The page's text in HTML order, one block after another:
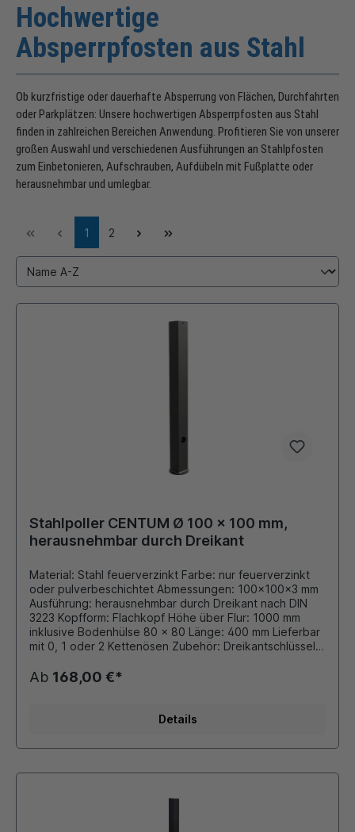
Hochwertige
Absperrpfosten aus Stahl
Ob kurzfristige oder dauerhafte Absperrung von Flächen, Durchfahrten
oder Parkplätzen: Unsere hochwertigen Absperrpfosten aus Stahl
finden in zahlreichen Bereichen Anwendung. Profitieren Sie von unserer
großen Auswahl und verschiedenen Ausführungen an Stahlpfosten
zum Einbetonieren, Aufschrauben, Aufdübeln mit Fußplatte oder
herausnehmbar und umlegbar.
1 2
Stahlpoller CENTUM Ø 100 x 100 mm,
herausnehmbar durch Dreikant
Material: Stahl feuerverzinkt Farbe: nur feuerverzinkt
oder pulverbeschichtet Abmessungen: 100x100x3 mm
Ausführung: herausnehmbar durch Dreikant nach DIN
3223 Kopfform: Flachkopf Höhe über Flur: 1000 mm
inklusive Bodenhülse 80 x 80 Länge: 400 mm Lieferbar
mit 0, 1 oder 2 Kettenösen Zubehör: Dreikantschlüssel
Wunsch auch mit retroreflektiernender Folie, 100 mm
von oben beklebt. Durch eigene
Beschichtung in unseren RAL oder DB - Farben möglich.
Ab 168,00 €*
Details